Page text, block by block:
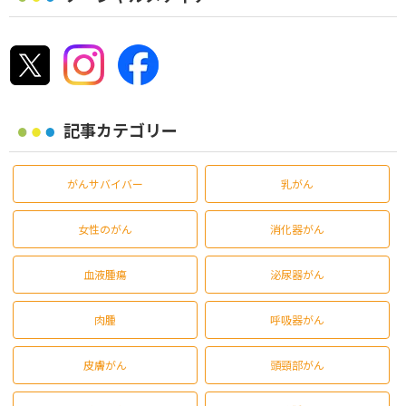
記事カテゴリー
がんサバイバー 乳がん
女性のがん 消化器がん
血液腫瘍 泌尿器がん
肉腫 呼吸器がん
皮膚がん 頭頸部がん